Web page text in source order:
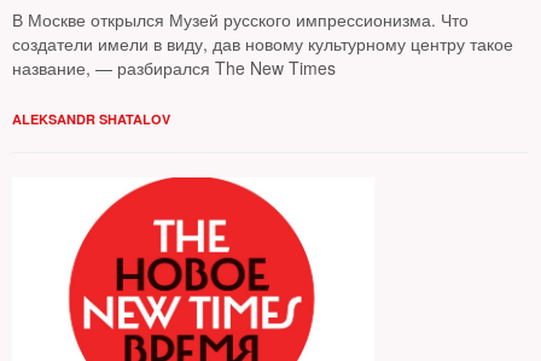
В Москве открылся Музей русского импрессионизма. Что
создатели имели в виду, дав новому культурному центру такое
название, — разбирался The New Times
ALEKSANDR SHATALOV